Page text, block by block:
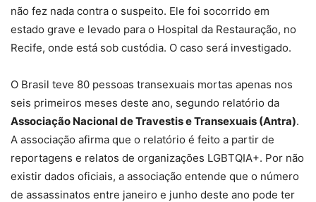
não fez nada contra o suspeito. Ele foi socorrido em
estado grave e levado para o Hospital da Restauração, no
Recife, onde está sob custódia. O caso será investigado.
O Brasil teve 80 pessoas transexuais mortas apenas nos
seis primeiros meses deste ano, segundo relatório da
Associação Nacional de Travestis e Transexuais (Antra).
A associação afirma que o relatório é feito a partir de
reportagens e relatos de organizações LGBTQIA+. Por não
existir dados oficiais, a associação entende que o número
de assassinatos entre janeiro e junho deste ano pode ter